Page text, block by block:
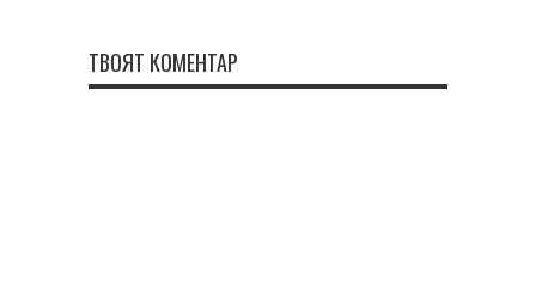
ТВОЯТ КОМЕНТАР